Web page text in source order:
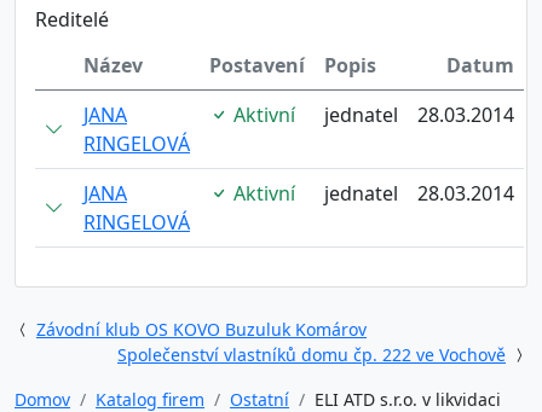
Reditelé
Název
Postavení Popis
Datum
JANA
RINGELOVÁ
Aktivní jednatel 28.03.2014
JANA
RINGELOVÁ
Aktivní jednatel 28.03.2014
Závodní klub OS KOVO Buzuluk Komárov
Společenství vlastníků domu čp. 222 ve Vochově
Domov
Katalog firem Ostatní ELI ATD s.r.o. v likvidaci